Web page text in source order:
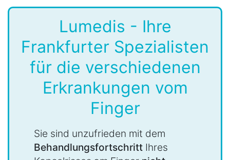
Lumedis - Ihre
Frankfurter Spezialisten
für die verschiedenen
Erkrankungen vom
Finger
Sie sind unzufrieden mit dem
Behandlungsfortschritt Ihres